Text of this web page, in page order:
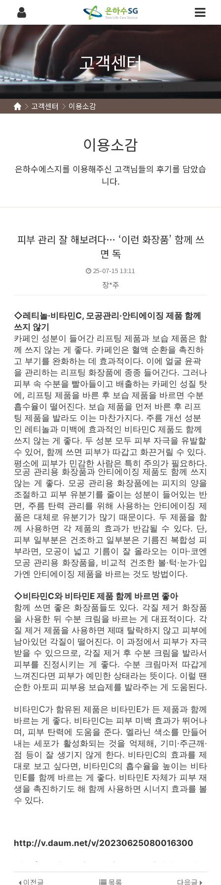
고객센터
고객센터 이용소감
이용소감
은하수에스지를 이용해주신 고객님들의 후기를 담았습
니다.
피부 관리 잘 해보려다… ‘이런 화장품’ 함께 쓰
면 독
25-07-15 13:11
장*주
본문
◇레티놀·비타민C, 모공관리·안티에이징 제품 함께
쓰지 않기
카페인 성분이 들어간 리프팅 제품과 보습 제품은 함
께 쓰지 않는 게 좋다. 카페인은 혈액 순환을 촉진하
고 부기를 완화하는 데 효과적이다. 이에 얼굴 윤곽
을 관리하는 리프팅 화장품에 종종 들어간다. 그러나
피부 속 수분을 빨아들이고 배출하는 카페인 성질 탓
에, 리프팅 제품을 바른 후 보습 제품을 바르면 수분
흡수율이 떨어진다. 보습 제품을 먼저 바른 후 리프
팅 제품을 발라도 이는 마찬가지다. 주름 개선 성분
인 레티놀과 미백에 효과적인 비타민C 제품도 함께
쓰지 않는 게 좋다. 두 성분 모두 피부 자극을 유발할
수 있어, 함께 쓰면 피부가 따갑고 화끈거릴 수 있다.
평소에 피부가 민감한 사람은 특히 주의가 필요하다.
모공 관리용 화장품과 안티에이징 제품도 함께 쓰지
않는 게 좋다. 모공 관리용 화장품에는 피지의 양을
조절하고 피부 유분기를 줄이는 성분이 들어있는 반
면, 주름 탄력 관리를 위해 사용하는 안티에이징 제
품은 대체로 유분기가 많기 때문이다. 두 제품을 함
께 사용하면 각 제품의 효과가 반감될 수 있다. 단,
피부 일부분은 건조하고 일부분은 기름진 복합성 피
부라면, 모공이 넓고 기름이 잘 올라오는 이마·코엔
모공 관리용 화장품을, 비교적 건조한 볼·턱·눈가·입
가엔 안티에이징 제품을 바르는 것도 방법이다.
◇비타민C와 비타민E 제품 함께 바르면 좋아
함께 쓰면 좋은 화장품들도 있다. 각질 제거 화장품
을 사용한 뒤 수분 크림을 바르는 게 대표적이다. 각
질 제거 제품을 사용하면 제때 탈락하지 않고 피부에
남아있던 각질이 떨어진다. 이 과정에서 피부가 자극
받을 수 있으므로, 각질 제거 후 수분 크림을 발라서
피부를 진정시키는 게 좋다. 수분 크림마저 따갑게
느껴진다면 피부가 예민한 상태라는 뜻이다. 이럴 땐
순한 아토피 피부용 보습제를 발라주는 게 도움된다.
비타민C가 함유된 제품은 비타민E가 든 제품과 함께
바르는 게 좋다. 비타민C는 피부 미백 효과가 뛰어나
며, 피부 탄력에 도움을 준다. 멜라닌 색소를 만들어
내는 세포가 활성화되는 것을 억제해, 기미·​주근깨·​
점 등이 잘 생기지 않게 한다. 비타민C의 효과를 제
대로 보고 싶다면, 비타민C의 흡수율을 높이는 비타
민E를 함께 바르는 게 좋다. 비타민E 자체가 피부 재
생을 촉진하기도 해 함께 사용하면 시너지 효과를 볼
수 있다.
http://v.daum.net/v/20230625080016300
이전글 다음글
목록